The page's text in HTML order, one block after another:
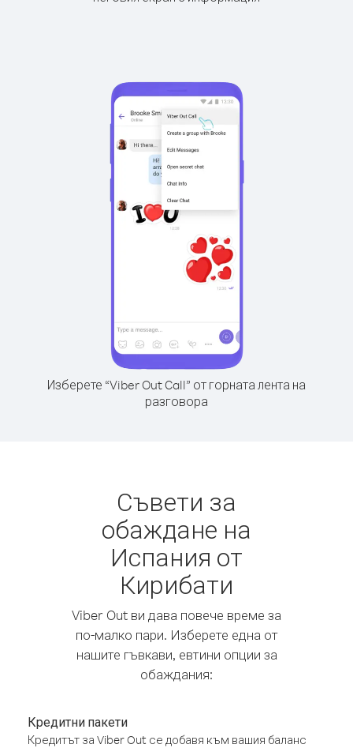
Изберете “Viber Out Call” от горната лента на
разговора
Съвети за
обаждане на
Испания от
Кирибати
Viber Out ви дава повече време за
по-малко пари. Изберете една от
нашите гъвкави, евтини опции за
обаждания:
Кредитни пакети
Кредитът за Viber Out се добавя към вашия баланс